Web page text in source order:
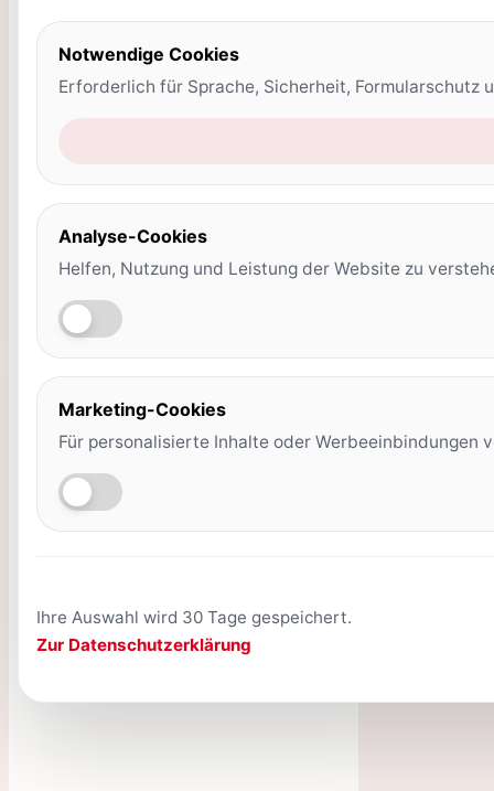
Notwendige Cookies
Erforderlich für Sprache, Sicherheit, Formularschutz
Analyse-Cookies
Helfen, Nutzung und Leistung der Website zu
Marketing-Cookies
Für personalisierte Inhalte oder Werbeeinbindungen
Ihre Auswahl wird 30 Tage gespeichert.
Zur Datenschutzerklärung